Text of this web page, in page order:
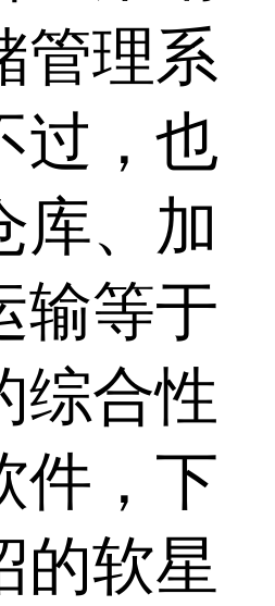
管理系
过，也
库、加
输等于
综合性
件，下
的软星